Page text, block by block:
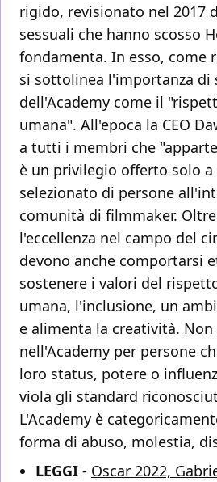
rigido, revisionato nel 2017
sessuali che hanno scosso
fondamenta. In esso, come
si sottolinea l'importanza di
dell'Academy come il
umana". All'epoca la CEO
a tutti i membri che
è un privilegio offerto solo
selezionato di persone
comunità di filmmaker.
l'eccellenza nel campo del
devono anche comportarsi
sostenere i valori del
umana, l'inclusione, un
e alimenta la creatività. Non
nell'Academy per persone
loro status, potere o
viola gli standard
L'Academy è
forma di abuso, molestia,
LEGGI - Oscar 2022,